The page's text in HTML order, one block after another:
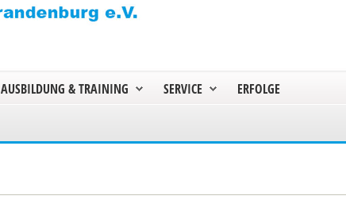
AUSBILDUNG & TRAINING SERVICE ERFOLGE